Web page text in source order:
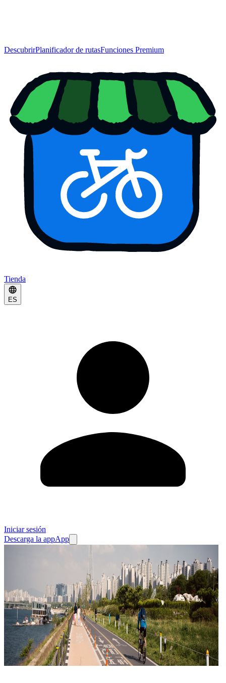
DescubrirPlanificador de rutasFunciones Premium
Tienda
ES
Iniciar sesión
Descarga la appApp